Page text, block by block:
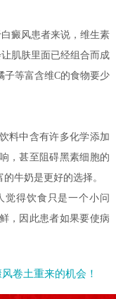
癜风患者来说，维生素
肌肤里面已经组合而成
子等富含维C的食物要少
中含有许多化学添加
，甚至阻碍黑素细胞的
牛奶是更好的选择。
得饮食只是一个小问
，因此患者如果要使病
卷土重来的机会！